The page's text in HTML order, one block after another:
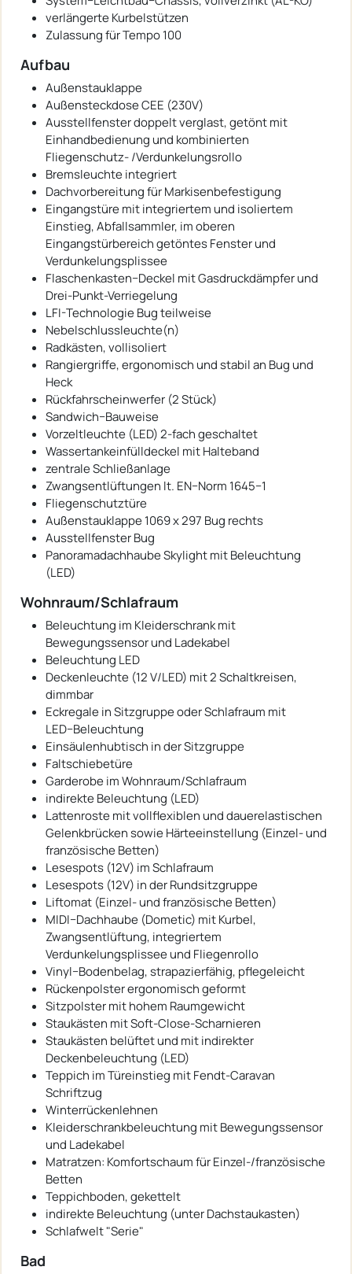
verlängerte Kurbelstützen
Zulassung für Tempo 100
Aufbau
Außenstauklappe
Außensteckdose CEE (230V)
Ausstellfenster doppelt verglast, getönt mit
Einhandbedienung und kombinierten
Fliegenschutz- /Verdunkelungsrollo
Bremsleuchte integriert
Dachvorbereitung für Markisenbefestigung
Eingangstüre mit integriertem und isoliertem
Einstieg, Abfallsammler, im oberen
Eingangstürbereich getöntes Fenster und
Verdunkelungsplissee
Flaschenkasten−Deckel mit Gasdruckdämpfer und
Drei-Punkt-Verriegelung
LFI-Technologie Bug teilweise
Nebelschlussleuchte(n)
Radkästen, vollisoliert
Rangiergriffe, ergonomisch und stabil an Bug und
Heck
Rückfahrscheinwerfer (2 Stück)
Sandwich−Bauweise
Vorzeltleuchte (LED) 2-fach geschaltet
Wassertankeinfülldeckel mit Halteband
zentrale Schließanlage
Zwangsentlüftungen lt. EN−Norm 1645−1
Fliegenschutztüre
Außenstauklappe 1069 x 297 Bug rechts
Ausstellfenster Bug
Panoramadachhaube Skylight mit Beleuchtung
(LED)
Wohnraum/Schlafraum
Beleuchtung im Kleiderschrank mit
Bewegungssensor und Ladekabel
Beleuchtung LED
Deckenleuchte (12 V/LED) mit 2 Schaltkreisen,
dimmbar
Eckregale in Sitzgruppe oder Schlafraum mit
LED−Beleuchtung
Einsäulenhubtisch in der Sitzgruppe
Faltschiebetüre
Garderobe im Wohnraum/Schlafraum
indirekte Beleuchtung (LED)
Lattenroste mit vollflexiblen und dauerelastischen
Gelenkbrücken sowie Härteeinstellung (Einzel- und
französische Betten)
Lesespots (12V) im Schlafraum
Lesespots (12V) in der Rundsitzgruppe
Liftomat (Einzel- und französische Betten)
MIDI−Dachhaube (Dometic) mit Kurbel,
Zwangsentlüftung, integriertem
Verdunkelungsplissee und Fliegenrollo
Vinyl−Bodenbelag, strapazierfähig, pflegeleicht
Rückenpolster ergonomisch geformt
Sitzpolster mit hohem Raumgewicht
Staukästen mit Soft-Close-Scharnieren
Staukästen belüftet und mit indirekter
Deckenbeleuchtung (LED)
Teppich im Türeinstieg mit Fendt-Caravan
Schriftzug
Winterrückenlehnen
Kleiderschrankbeleuchtung mit Bewegungssensor
und Ladekabel
Matratzen: Komfortschaum für Einzel-/französische
Betten
Teppichboden, gekettelt
indirekte Beleuchtung (unter Dachstaukasten)
Schlafwelt "Serie"
Bad